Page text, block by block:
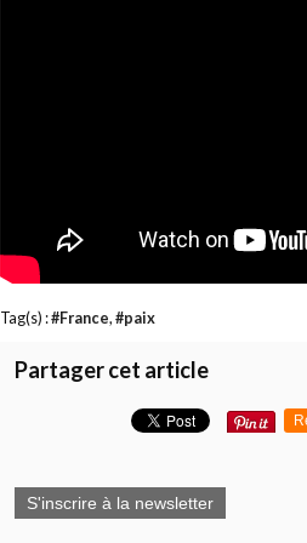
Tag(s) :#France, #paix
Partager cet article
S'inscrire à la newsletter